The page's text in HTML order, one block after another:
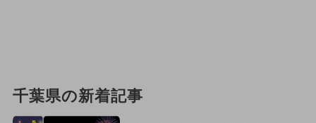
千葉県の新着記事